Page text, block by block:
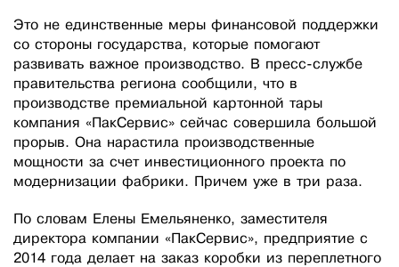
Это не единственные меры финансовой поддержки
со стороны государства, которые помогают
развивать важное производство. В пресс-службе
правительства региона сообщили, что в
производстве премиальной картонной тары
компания «ПакСервис» сейчас совершила большой
прорыв. Она нарастила производственные
мощности за счет инвестиционного проекта по
модернизации фабрики. Причем уже в три раза.
По словам Елены Емельяненко, заместителя
директора компании «ПакСервис», предприятие с
2014 года делает на заказ коробки из переплетного